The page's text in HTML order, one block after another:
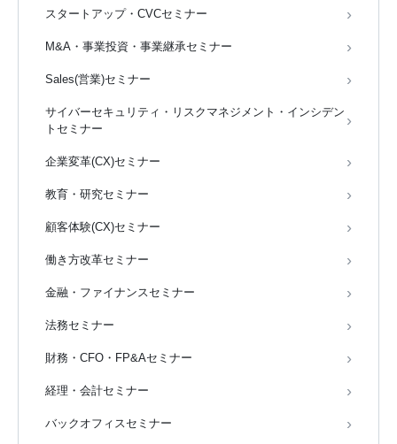
スタートアップ・CVCセミナー
M&A・事業投資・事業継承セミナー
Sales(営業)セミナー
サイバーセキュリティ・リスクマネジメント・インシデン
トセミナー
企業変革(CX)セミナー
教育・研究セミナー
顧客体験(CX)セミナー
働き方改革セミナー
金融・ファイナンスセミナー
法務セミナー
財務・CFO・FP&Aセミナー
経理・会計セミナー
バックオフィスセミナー